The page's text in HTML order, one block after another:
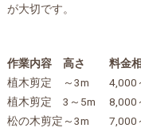
が大切です。
作業内容 高さ
料金
植木剪定
～3m
4,000
植木剪定
3～5m
8,000
松の木剪定 ～3m
7,000